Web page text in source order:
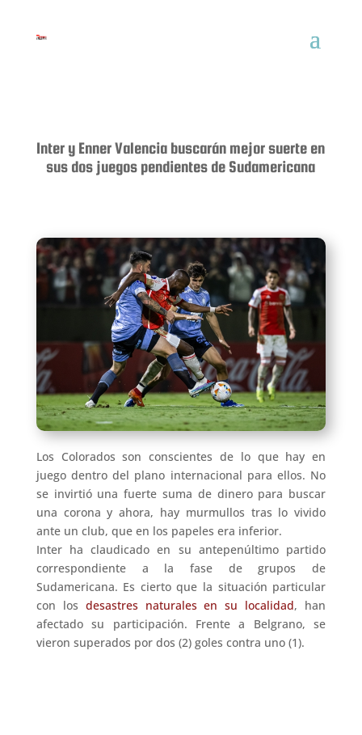
Inter y Enner Valencia buscarán mejor suerte en
sus dos juegos pendientes de Sudamericana
Los Colorados son conscientes de lo que hay en
juego dentro del plano internacional para ellos. No
se invirtió una fuerte suma de dinero para buscar
una corona y ahora, hay murmullos tras lo vivido
ante un club, que en los papeles era inferior.
Inter ha claudicado en su antepenúltimo partido
correspondiente a la fase de grupos de
Sudamericana. Es cierto que la situación particular
con los desastres naturales en su localidad, han
afectado su participación. Frente a Belgrano, se
vieron superados por dos (2) goles contra uno (1).